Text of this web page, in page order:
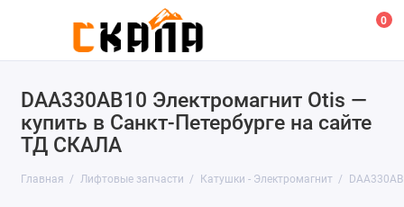
0
DAA330AB10 Электромагнит Otis —
купить в Санкт-Петербурге на сайте
ТД СКАЛА
Главная Лифтовые запчасти Катушки - Электромагнит